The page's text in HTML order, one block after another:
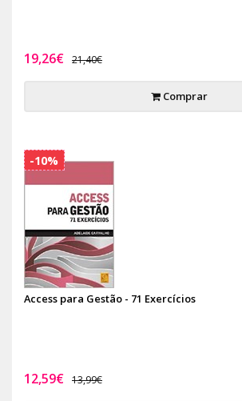
19,26€ 21,40€
Comprar
Access para Gestão - 71 Exercícios
12,59€ 13,99€
-10%